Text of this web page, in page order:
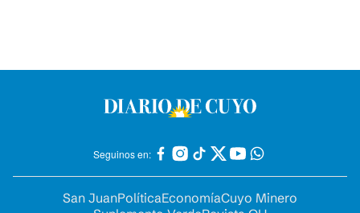
Seguinos en:
San JuanPolíticaEconomíaCuyo Minero